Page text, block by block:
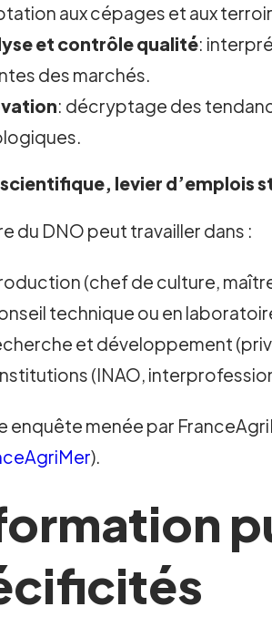
aux cépages et aux
et contrôle qualité:
des marchés.
: décryptage des
scientifique, levier d’emplois
du DNO peut travailler dans :
(chef de culture,
technique ou en
et développement
(INAO,
enquête menée par
).